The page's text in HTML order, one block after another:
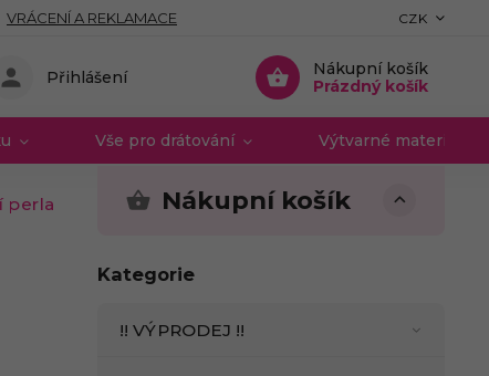
VRÁCENÍ A REKLAMACE
CZK
Nákupní košík
Prázdný košík
Přihlášení
Vše pro drátování Výtvarné materiály a
perla Nákupní košík
Kategorie
!! VÝPRODEJ !!